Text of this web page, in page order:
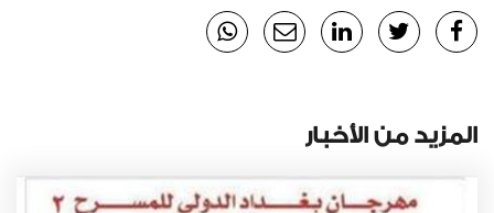
المزيد من الأخبار